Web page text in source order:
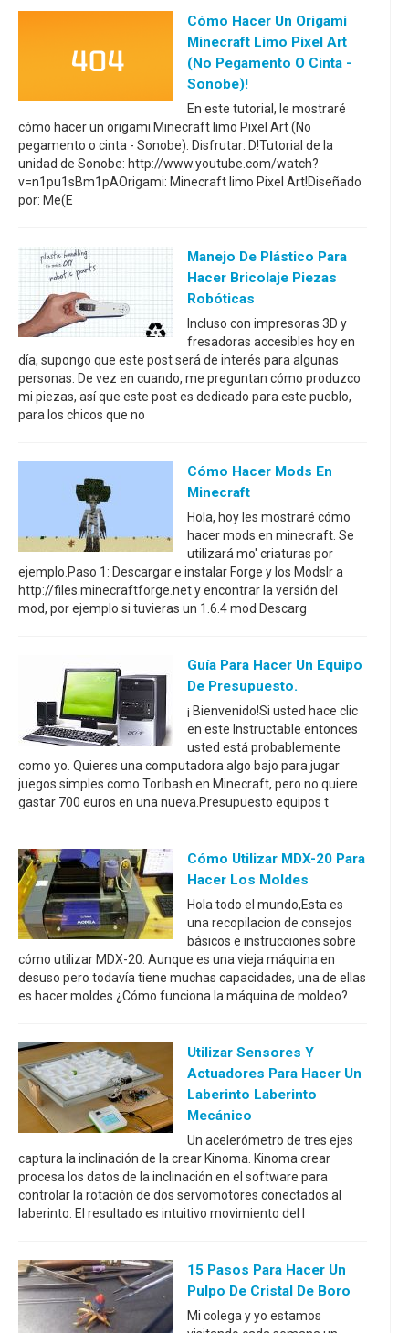
Cómo Hacer Un Origami
Minecraft Limo Pixel Art
(No Pegamento O Cinta -
Sonobe)!
En este tutorial, le mostraré
cómo hacer un origami Minecraft limo Pixel Art (No
pegamento o cinta - Sonobe). Disfrutar: D!Tutorial de la
unidad de Sonobe: http://www.youtube.com/watch?
v=n1pu1sBm1pAOrigami: Minecraft limo Pixel Art!Diseñado
por: Me(E
Manejo De Plástico Para
Hacer Bricolaje Piezas
Robóticas
Incluso con impresoras 3D y
fresadoras accesibles hoy en
día, supongo que este post será de interés para algunas
personas. De vez en cuando, me preguntan cómo produzco
mi piezas, así que este post es dedicado para este pueblo,
para los chicos que no
Cómo Hacer Mods En
Minecraft
Hola, hoy les mostraré cómo
hacer mods en minecraft. Se
utilizará mo' criaturas por
ejemplo.Paso 1: Descargar e instalar Forge y los ModsIr a
http://files.minecraftforge.net y encontrar la versión del
mod, por ejemplo si tuvieras un 1.6.4 mod Descarg
Guía Para Hacer Un Equipo
De Presupuesto.
¡ Bienvenido!Si usted hace clic
en este Instructable entonces
usted está probablemente
como yo. Quieres una computadora algo bajo para jugar
juegos simples como Toribash en Minecraft, pero no quiere
gastar 700 euros en una nueva.Presupuesto equipos t
Cómo Utilizar MDX-20 Para
Hacer Los Moldes
Hola todo el mundo,Esta es
una recopilacion de consejos
básicos e instrucciones sobre
cómo utilizar MDX-20. Aunque es una vieja máquina en
desuso pero todavía tiene muchas capacidades, una de ellas
es hacer moldes.¿Cómo funciona la máquina de moldeo?
Utilizar Sensores Y
Actuadores Para Hacer Un
Laberinto Laberinto
Mecánico
Un acelerómetro de tres ejes
captura la inclinación de la crear Kinoma. Kinoma crear
procesa los datos de la inclinación en el software para
controlar la rotación de dos servomotores conectados al
laberinto. El resultado es intuitivo movimiento del l
15 Pasos Para Hacer Un
Pulpo De Cristal De Boro
Mi colega y yo estamos